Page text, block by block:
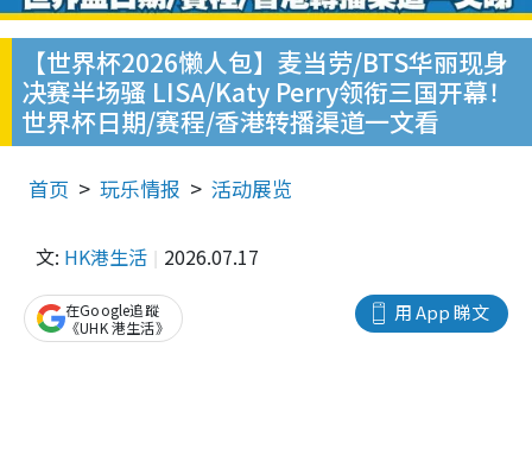
【世界杯2026懒人包】麦当劳/BTS华丽现身
决赛半场骚 LISA/Katy Perry领衔三国开幕！
世界杯日期/赛程/香港转播渠道一文看
首页 玩乐情报 活动展览
文: HK港生活 2026.07.17
用 App 睇文
在Google追蹤
《UHK 港生活》